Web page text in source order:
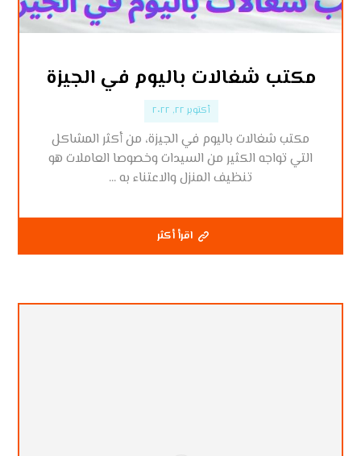
مكتب شغالات باليوم في الجيزة
أكتوبر ٢٢, ٢٠٢٢
مكتب شغالات باليوم في الجيزة، من أكثر المشاكل
التي تواجه الكثير من السيدات وخصوصا العاملات هو
تنظيف المنزل والاعتناء به ...
اقرأ أكثر